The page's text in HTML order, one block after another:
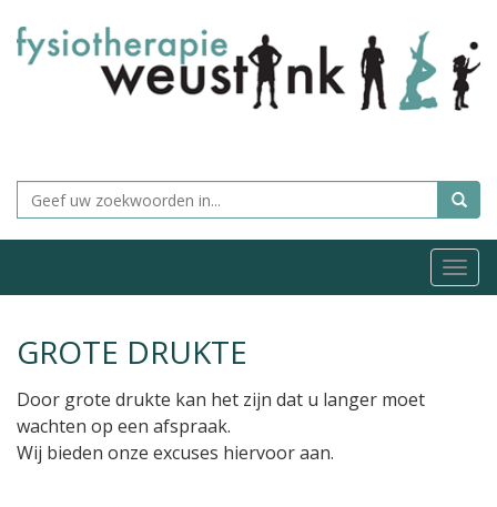
GROTE DRUKTE
Door grote drukte kan het zijn dat u langer moet
wachten op een afspraak.
Wij bieden onze excuses hiervoor aan.